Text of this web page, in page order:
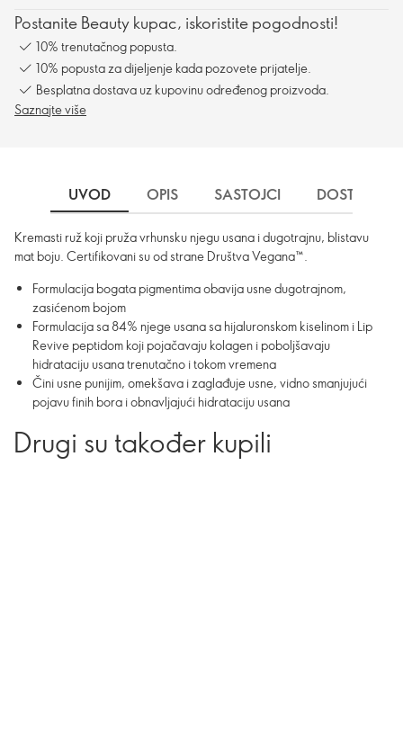
Postanite Beauty kupac, iskoristite pogodnosti!
10% trenutačnog popusta.
10% popusta za dijeljenje kada pozovete prijatelje.
Besplatna dostava uz kupovinu određenog proizvoda.
Saznajte više
UVOD OPIS SASTOJCI DOSTAVA
Kremasti ruž koji pruža vrhunsku njegu usana i dugotrajnu, blistavu
mat boju. Certifikovani su od strane Društva Vegana™.
Formulacija bogata pigmentima obavija usne dugotrajnom,
zasićenom bojom
Formulacija sa 84% njege usana sa hijaluronskom kiselinom i Lip
Revive peptidom koji pojačavaju kolagen i poboljšavaju
hidrataciju usana trenutačno i tokom vremena
Čini usne punijim, omekšava i zaglađuje usne, vidno smanjujući
pojavu finih bora i obnavljajući hidrataciju usana
Drugi su također kupili